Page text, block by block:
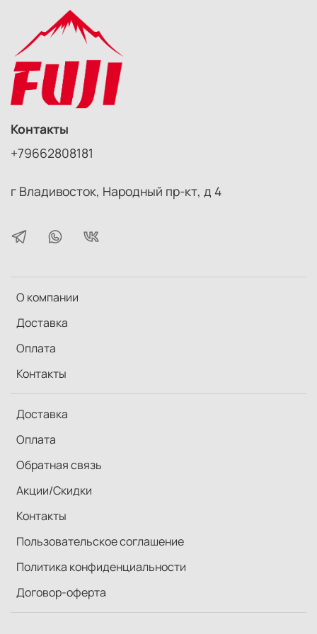
О компании
Доставка
Оплата
Контакты
Доставка
Оплата
Обратная связь
Акции/Скидки
Контакты
Пользовательское соглашение
Политика конфиденциальности
Договор-оферта
Контакты
+79662808181
г Владивосток, Народный пр-кт, д 4